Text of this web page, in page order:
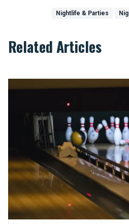
Nightlife & Parties
Related Articles